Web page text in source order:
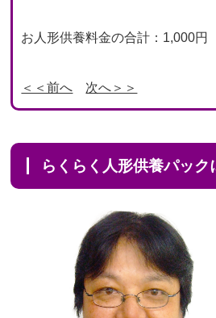
お人形供養料金の合計：1,000円
＜＜前へ 次へ＞＞
らくらく人形供養パッ